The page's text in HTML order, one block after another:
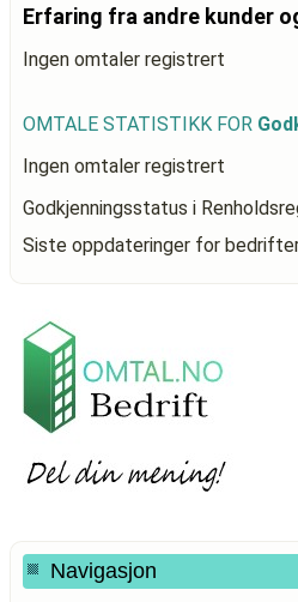
Erfaring fra andre kunder
Ingen omtaler registrert
OMTALE STATISTIKK FOR
Ingen omtaler registrert
Godkjenningsstatus i
Siste oppdateringer for
Navigasjon